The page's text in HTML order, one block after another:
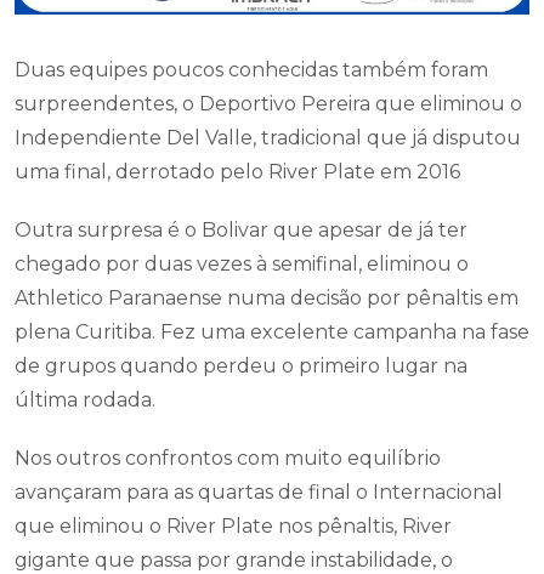
Duas equipes poucos conhecidas também foram
surpreendentes, o Deportivo Pereira que eliminou o
Independiente Del Valle, tradicional que já disputou
uma final, derrotado pelo River Plate em 2016
Outra surpresa é o Bolivar que apesar de já ter
chegado por duas vezes à semifinal, eliminou o
Athletico Paranaense numa decisão por pênaltis em
plena Curitiba. Fez uma excelente campanha na fase
de grupos quando perdeu o primeiro lugar na
última rodada.
Nos outros confrontos com muito equilíbrio
avançaram para as quartas de final o Internacional
que eliminou o River Plate nos pênaltis, River
gigante que passa por grande instabilidade, o